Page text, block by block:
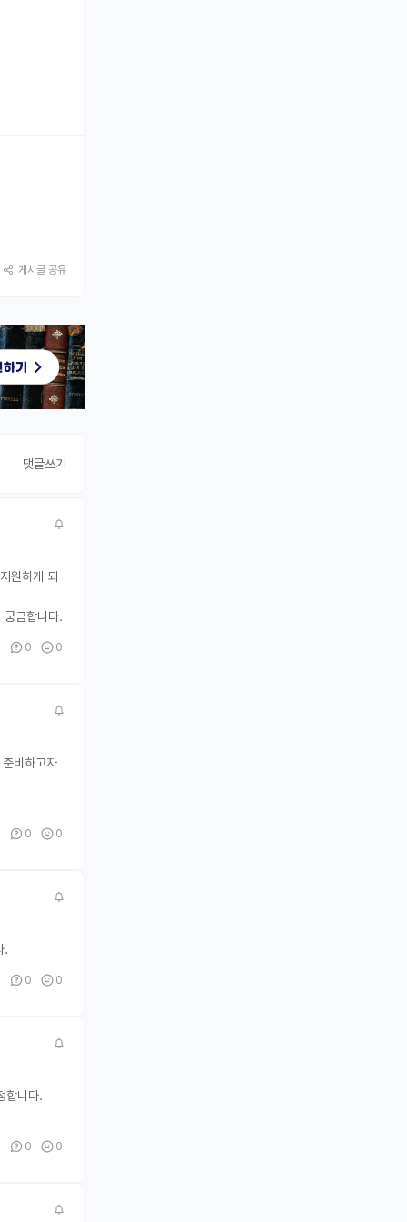
게시글 공유
댓글쓰기
원하게 되
금합니다.
0 0
비하고자
0 0
.
0 0
합니다.
0 0